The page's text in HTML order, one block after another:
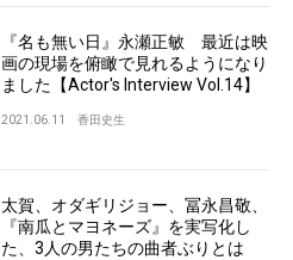
『名も無い日』永瀬正敏 最近は映
画の現場を俯瞰で見れるようになり
ました【Actor's Interview Vol.14】
2021.06.11 香田史生
太賀、オダギリジョー、冨永昌敬、
『南瓜とマヨネーズ』を実写化し
た、3人の男たちの曲者ぶりとは